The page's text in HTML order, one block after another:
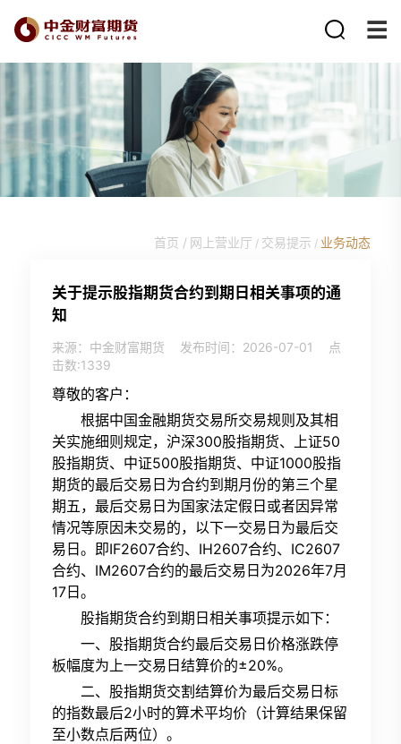
首页 / 网上营业厅 / 交易提示 / 业务动态
关于提示股指期货合约到期日相关事项的通
知
来源：中金财富期货 发布时间：2026-07-01
点
击数:1339
尊敬的客户：
根据中国金融期货交易所交易规则及其相
关实施细则规定，沪深300股指期货、上证50
股指期货、中证500股指期货、中证1000股指
期货的最后交易日为合约到期月份的第三个星
期五，最后交易日为国家法定假日或者因异常
情况等原因未交易的，以下一交易日为最后交
易日。即IF2607合约、IH2607合约、IC2607
合约、IM2607合约的最后交易日为2026年7月
17日。
股指期货合约到期日相关事项提示如下：
一、股指期货合约最后交易日价格涨跌停
板幅度为上一交易日结算价的±20%。
二、股指期货交割结算价为最后交易日标
的指数最后2小时的算术平均价（计算结果保留
至小数点后两位）。